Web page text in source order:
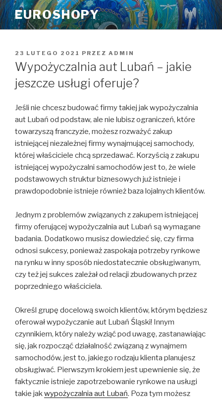
Przeskocz
do
treści
EUROSHOPY
OPUBLIKOWANE
W
23 LUTEGO 2021 PRZEZ ADMIN
Wypożyczalnia aut Lubań – jakie
jeszcze usługi oferuje?
Jeśli nie chcesz budować firmy takiej jak wypożyczalnia
aut Lubań od podstaw, ale nie lubisz ograniczeń, które
towarzyszą franczyzie, możesz rozważyć zakup
istniejącej niezależnej firmy wynajmującej samochody,
której właściciele chcą sprzedawać. Korzyścią z zakupu
istniejącej wypożyczalni samochodów jest to, że wiele
podstawowych struktur biznesowych już istnieje i
prawdopodobnie istnieje również baza lojalnych klientów.
Jednym z problemów związanych z zakupem istniejącej
firmy oferującej wypożyczalnia aut Lubań są wymagane
badania. Dodatkowo musisz dowiedzieć się, czy firma
odnosi sukcesy, ponieważ zaspokaja potrzeby rynkowe
na rynku w inny sposób niedostatecznie obsługiwanym,
czy też jej sukces zależał od relacji zbudowanych przez
poprzedniego właściciela.
Określ grupę docelową swoich klientów, którym będziesz
oferował wypożyczanie aut Lubań Śląski! Innym
czynnikiem, który należy wziąć pod uwagę, zastanawiając
się, jak rozpocząć działalność związaną z wynajmem
samochodów, jest to, jakiego rodzaju klienta planujesz
obsługiwać. Pierwszym krokiem jest upewnienie się, że
faktycznie istnieje zapotrzebowanie rynkowe na usługi
takie jakwypożyczalnia aut Lubań. Poza tym możesz